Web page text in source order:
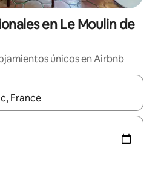
en Le Moulin de
únicos en Airbnb
disponibles, navega con las